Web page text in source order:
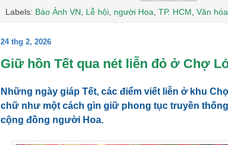
Labels: Báo Ảnh VN Lễ hội người Hoa TP. HCM Văn hóa
24 thg 2, 2026
Giữ hồn Tết qua nét liễn đỏ ở Chợ
Những ngày giáp Tết, các điểm viết liễn ở khu
chữ như một cách gìn giữ phong tục truyền
cộng đồng người Hoa.